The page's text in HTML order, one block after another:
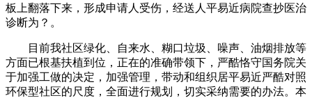
板上翻落下来，形成申请人受伤，经送人平易近病院查抄医治
诊断为？。
目前我社区绿化、自来水、糊口垃圾、噪声、油烟排放等
方面已根基扶植到位，正在的准确带领下，严酷恪守国务院关
于加强工做的决定，加强管理，带动和组织居平易近严酷对照
环保型社区的尺度，全面进行规划，切实采纳需要的办法。本